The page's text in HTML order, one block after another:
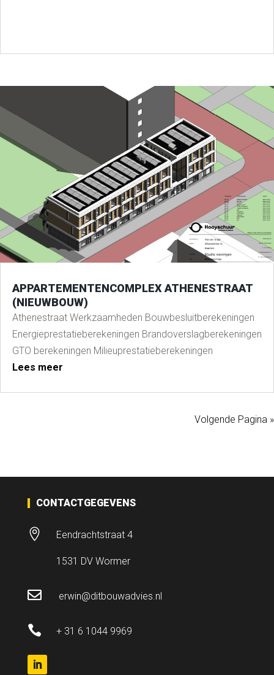
APPARTEMENTENCOMPLEX ATHENESTRAAT
(NIEUWBOUW)
Athenestraat Werkzaamheden Bouwbesluitberekeningen
Energieprestatieberekeningen Brandoverslagberekeningen
GTO berekeningen Milieuprestatieberekeningen
Lees meer
Volgende Pagina »
CONTACTGEGEVENS
 Eendrachtstraat 4
1531 DV Wormer
 erwin@ditbouwadvies.nl
 + 31 6 1044 9969